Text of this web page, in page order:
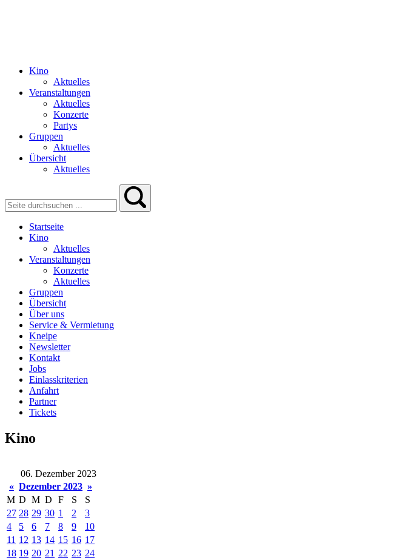
Kino
Aktuelles
Veranstaltungen
Aktuelles
Konzerte
Partys
Gruppen
Aktuelles
Übersicht
Aktuelles
Startseite
Kino
Aktuelles
Veranstaltungen
Konzerte
Aktuelles
Gruppen
Übersicht
Über uns
Service & Vermietung
Kneipe
Newsletter
Kontakt
Jobs
Einlasskriterien
Anfahrt
Partner
Tickets
Kino
06. Dezember 2023
« Dezember 2023 »
M D M D F S
S
27 28 29 30 1 2
3
4
5 6 7 8 9
10
11 12 13 14 15 16 17
18 19 20 21 22 23 24